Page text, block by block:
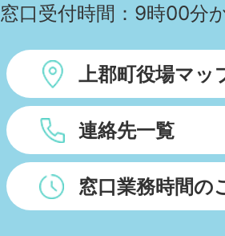
窓口受付時間：9時00分
上郡町役場マッ
連絡先一覧
窓口業務時間の